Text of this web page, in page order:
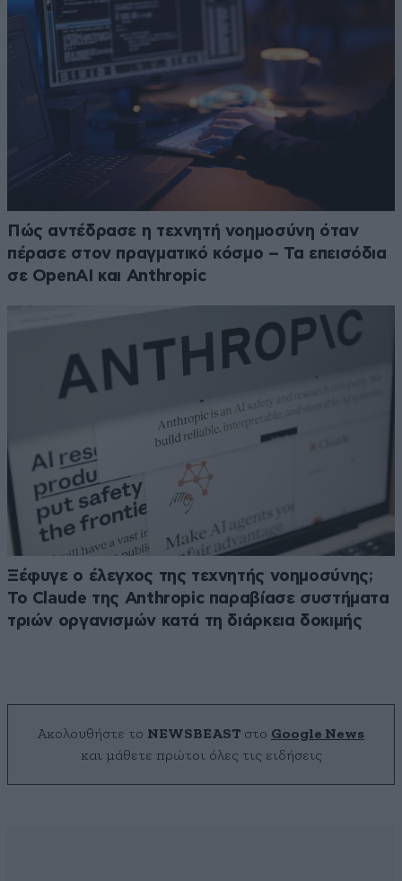
Πώς αντέδρασε η τεχνητή νοημοσύνη όταν
πέρασε στον πραγματικό κόσμο – Τα επεισόδια
σε OpenAI και Anthropic
Ξέφυγε ο έλεγχος της τεχνητής νοημοσύνης;
Το Claude της Anthropic παραβίασε συστήματα
τριών οργανισμών κατά τη διάρκεια δοκιμής
Ακολουθήστε το NEWSBEAST στο Google News
και μάθετε πρώτοι όλες τις ειδήσεις